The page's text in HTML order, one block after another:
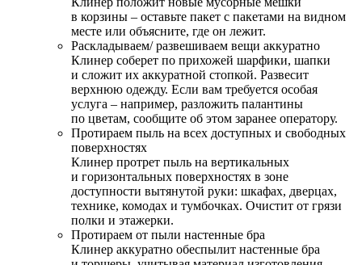
в корзины – оставьте пакет с пакетами на видном
месте или объясните, где он лежит.
Раскладываем/ развешиваем вещи аккуратно
Клинер соберет по прихожей шарфики, шапки
и сложит их аккуратной стопкой. Развесит
верхнюю одежду. Если вам требуется особая
услуга – например, разложить палантины
по цветам, сообщите об этом заранее оператору.
Протираем пыль на всех доступных и свободных
поверхностях
Клинер протрет пыль на вертикальных
и горизонтальных поверхностях в зоне
доступности вытянутой руки: шкафах, дверцах,
технике, комодах и тумбочках. Очистит от грязи
полки и этажерки.
Протираем от пыли настенные бра
Клинер аккуратно обеспылит настенные бра